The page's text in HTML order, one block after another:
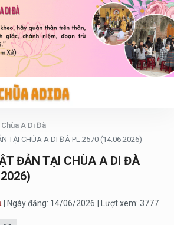
A Di Đà
TẠI CHÙA A DI ĐÀ PL.2570 (14.06.2026)
ĐẢN TẠI CHÙA A DI ĐÀ
| Ngày đăng: 14/06/2026 | Lượt xem: 3777